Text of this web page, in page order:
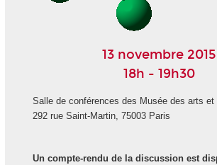
13 novembre 2015
18h - 19h30
Salle de conférences des Musée des arts et
292 rue Saint-Martin, 75003 Paris
Un compte-rendu de la discussion est